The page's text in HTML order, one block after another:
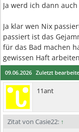
Ja werd ich dann
Ja klar wen Nix
passiert ist das
für das Bad machen
gewissen Haft
09.06.2026 Zuletzt
11ant
Zitat von Casie22: ↑